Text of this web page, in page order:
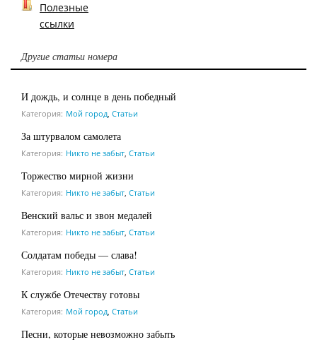
Полезные
ссылки
Другие статьи номера
И дождь, и солнце в день победный
Категория: Мой город, Статьи
За штурвалом самолета
Категория: Никто не забыт, Статьи
Торжество мирной жизни
Категория: Никто не забыт, Статьи
Венский вальс и звон медалей
Категория: Никто не забыт, Статьи
Солдатам победы — слава!
Категория: Никто не забыт, Статьи
К службе Отечеству готовы
Категория: Мой город, Статьи
Песни, которые невозможно забыть